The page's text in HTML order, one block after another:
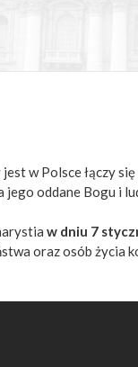
w Polsce łączy
jego oddane Bogu i
w dniu 7
oraz osób